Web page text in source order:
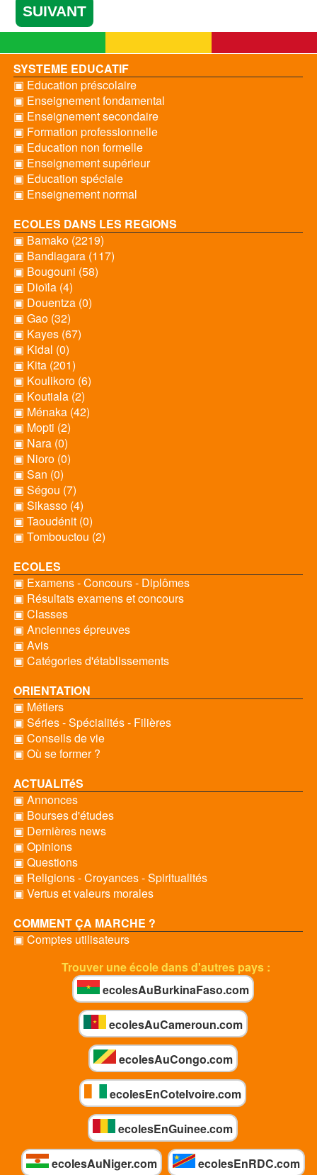
SYSTEME EDUCATIF
▣ Education préscolaire
▣ Enseignement fondamental
▣ Enseignement secondaire
▣ Formation professionnelle
▣ Education non formelle
▣ Enseignement supérieur
▣ Education spéciale
▣ Enseignement normal
ECOLES DANS LES REGIONS
▣ Bamako (2219)
▣ Bandiagara (117)
▣ Bougouni (58)
▣ Dioïla (4)
▣ Douentza (0)
▣ Gao (32)
▣ Kayes (67)
▣ Kidal (0)
▣ Kita (201)
▣ Koulikoro (6)
▣ Koutiala (2)
▣ Ménaka (42)
▣ Mopti (2)
▣ Nara (0)
▣ Nioro (0)
▣ San (0)
▣ Ségou (7)
▣ Sikasso (4)
▣ Taoudénit (0)
▣ Tombouctou (2)
ECOLES
▣ Examens - Concours - Diplômes
▣ Résultats examens et concours
▣ Classes
▣ Anciennes épreuves
▣ Avis
▣ Catégories d'établissements
ORIENTATION
▣ Métiers
▣ Séries - Spécialités - Filières
▣ Conseils de vie
▣ Où se former ?
ACTUALITéS
▣ Annonces
▣ Bourses d'études
▣ Dernières news
▣ Opinions
▣ Questions
▣ Religions - Croyances - Spiritualités
▣ Vertus et valeurs morales
COMMENT ÇA MARCHE ?
▣ Comptes utilisateurs
Trouver une école dans d'autres pays :
ecolesAuBurkinaFaso.com
ecolesAuCameroun.com
ecolesAuCongo.com
ecolesEnCoteIvoire.com
ecolesEnGuinee.com
ecolesAuNiger.com ecolesEnRDC.com